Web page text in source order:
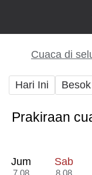
Cuaca di
Hari Ini Besok
Prakiraan
Jum
7.08
Sab
8.08